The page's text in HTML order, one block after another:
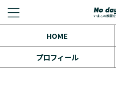
HOME
プロフィール